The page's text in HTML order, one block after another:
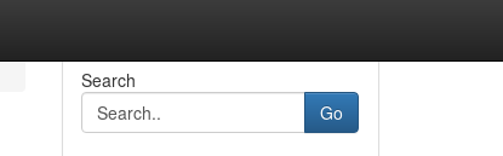
Search
Go